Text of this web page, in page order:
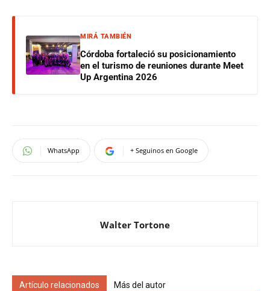
MIRÁ TAMBIÉN
Córdoba fortaleció su posicionamiento
en el turismo de reuniones durante Meet
Up Argentina 2026
WhatsApp + Seguinos en Google
Walter Tortone
Artículo relacionados Más del autor